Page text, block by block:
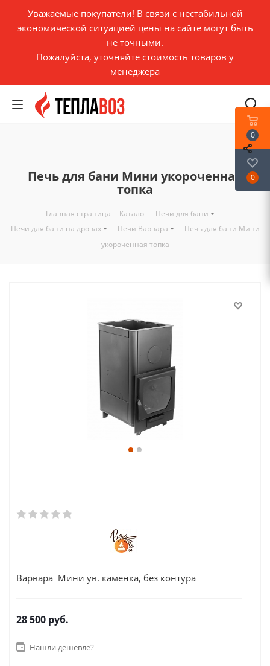
Уважаемые покупатели! В связи с нестабильной
экономической ситуацией цены на сайте могут быть
не точными.
Пожалуйста, уточняйте стоимость товаров у
менеджера
Печь для бани Мини укороченная
топка
Главная страница - Каталог - Печи для бани
-
Печи для бани на дровах
- Печи Варвара - Печь для бани Мини
укороченная топка
Варвара Мини ув. каменка, без контура
28 500 руб.
Нашли дешевле?
0
0